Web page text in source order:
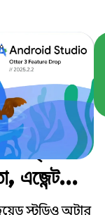
ড্রপে
এজেন্ট
স্টুডিও অটার